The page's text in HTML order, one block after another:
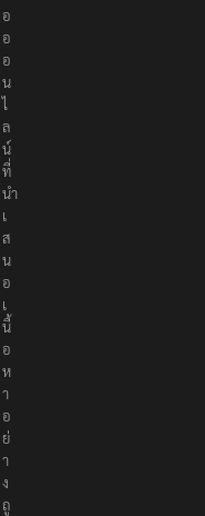
อ
อ
อ
น
ไ
ล
น์
ที่
นำ
เ
ส
น
อ
เ
นื้
อ
ห
า
อ
ย่
า
ง
ถู